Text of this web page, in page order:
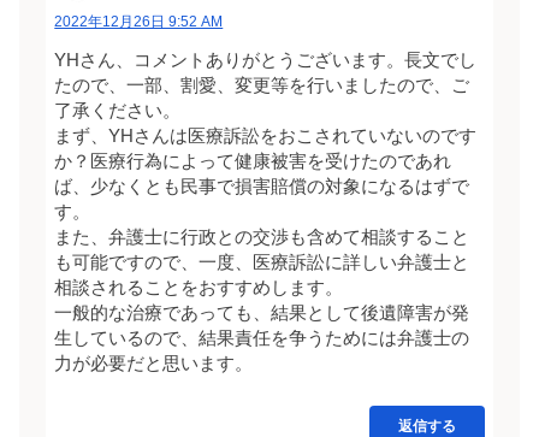
2022年12月26日 9:52 AM
YHさん、コメントありがとうございます。長文でし
たので、一部、割愛、変更等を行いましたので、ご
了承ください。
まず、YHさんは医療訴訟をおこされていないのです
か？医療行為によって健康被害を受けたのであれ
ば、少なくとも民事で損害賠償の対象になるはずで
す。
また、弁護士に行政との交渉も含めて相談すること
も可能ですので、一度、医療訴訟に詳しい弁護士と
相談されることをおすすめします。
一般的な治療であっても、結果として後遺障害が発
生しているので、結果責任を争うためには弁護士の
力が必要だと思います。
返信する